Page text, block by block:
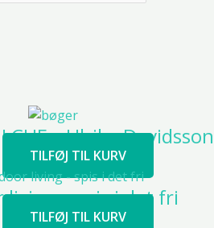
– Ulrika Davidsson
TILFØJ TIL KURV
living – spis i det fri
TILFØJ TIL KURV